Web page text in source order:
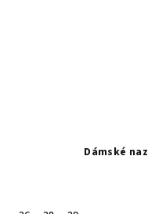
Dámské